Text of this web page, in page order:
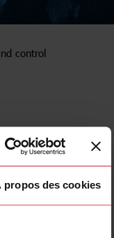
propos des cookies
control